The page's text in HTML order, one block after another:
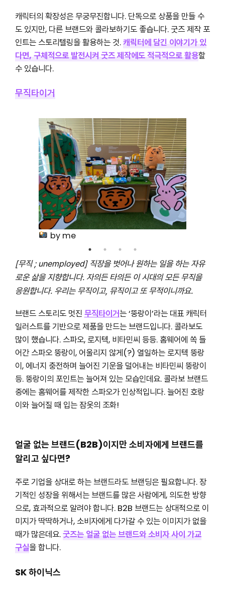
캐릭터의 확장성은 무궁무진합니다. 단독으로 상품을 만들 수
도 있지만, 다른 브랜드와 콜라보하기도 좋습니다. 굿즈 제작 포
인트는 스토리텔링을 활용하는 것.캐릭터에 담긴 이야기가 있
다면, 구체적으로 발전시켜 굿즈 제작에도 적극적으로 활용할
수 있습니다.
무직타이거
by me
[무직 ; unemployed] 직장을 벗어나 원하는 일을 하는 자유
로운 삶을 지향합니다. 자의든 타의든 이 시대의 모든 무직을
응원합니다. 우리는 무직이고, 뮤직이고 또 무적이니까요.
브랜드 스토리도 멋진 무직타이거는 ‘뚱랑이’라는 대표 캐릭터
일러스트를 기반으로 제품을 만드는 브랜드입니다. 콜라보도
많이 했습니다. 스파오, 로지텍, 비타민씨 등등. 홈웨어에 쏙 들
어간 스파오 뚱랑이, 어울리지 않게(?) 열일하는 로지텍 뚱랑
이, 에너지 충전하며 늘어진 기운을 덜어내는 비타민씨 뚱랑이
등. 뚱랑이의 포인트는 늘어져 있는 모습인데요. 콜라보 브랜드
중에는 홈웨어를 제작한 스파오가 인상적입니다. 늘어진 호랑
이와 늘어질 때 입는 잠옷의 조화!
얼굴 없는 브랜드(B2B)이지만 소비자에게 브랜드를
알리고 싶다면?
주로 기업을 상대로 하는 브랜드라도 브랜딩은 필요합니다. 장
기적인 성장을 위해서는 브랜드를 많은 사람에게, 의도한 방향
으로, 효과적으로 알려야 합니다. B2B 브랜드는 상대적으로 이
미지가 딱딱하거나, 소비자에게 다가갈 수 있는 이미지가 없을
때가 많은데요.굿즈는 얼굴 없는 브랜드와 소비자 사이 가교
구실을 합니다.
SK 하이닉스